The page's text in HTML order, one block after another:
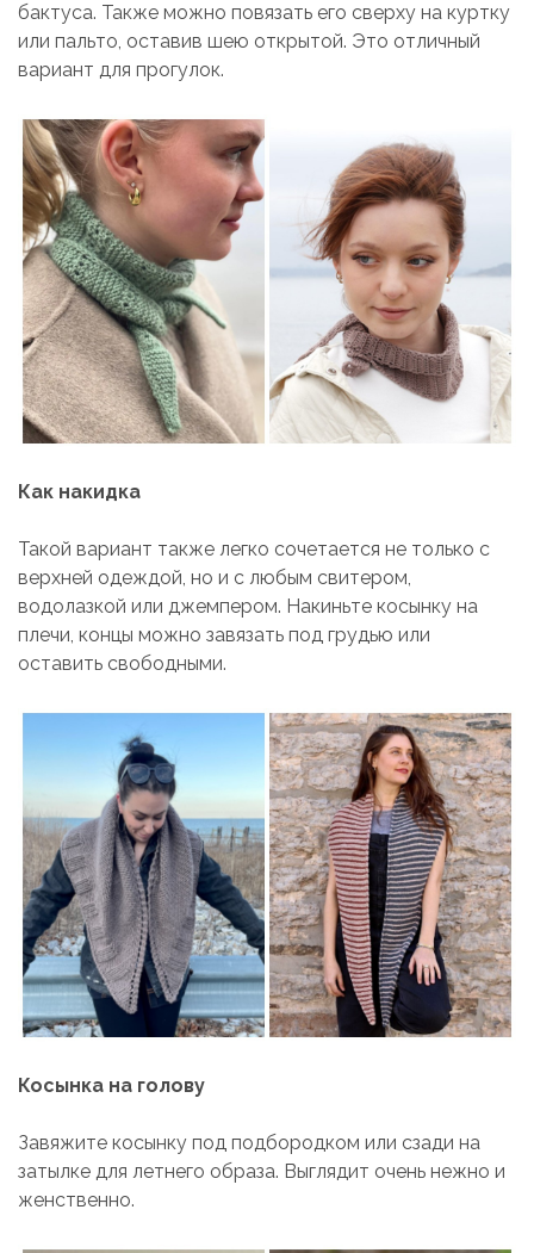
бактуса. Также можно повязать его сверху на куртку
или пальто, оставив шею открытой. Это отличный
вариант для прогулок.
Как накидка
Такой вариант также легко сочетается не только с
верхней одеждой, но и с любым свитером,
водолазкой или джемпером. Накиньте косынку на
плечи, концы можно завязать под грудью или
оставить свободными.
Косынка на голову
Завяжите косынку под подбородком или сзади на
затылке для летнего образа. Выглядит очень нежно и
женственно.